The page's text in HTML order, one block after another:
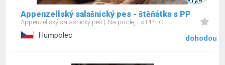
Appenzellský salašnický pes - štěňátka s PP
Appenzellský salašnický pes Na prodej s PP FCI
Humpolec dohodou